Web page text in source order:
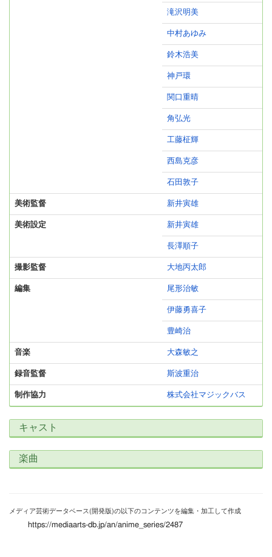
滝沢明美
中村あゆみ
鈴木浩美
神戸環
関口重晴
角弘光
工藤柾輝
西島克彦
石田敦子
美術監督 新井寅雄
美術設定 新井寅雄
長澤順子
撮影監督 大地丙太郎
編集 尾形治敏
伊藤勇喜子
豊崎治
音楽 大森敏之
録音監督 斯波重治
制作協力 株式会社マジックバス
キャスト
楽曲
メディア芸術データベース(開発版)の以下のコンテンツを編集・加工して作成
https://mediaarts-db.jp/an/anime_series/2487